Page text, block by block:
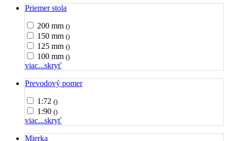
Priemer stola
200 mm ()
150 mm ()
125 mm ()
100 mm ()
viac...skryť
Prevodový pomer
1:72 ()
1:90 ()
viac...skryť
Mierka